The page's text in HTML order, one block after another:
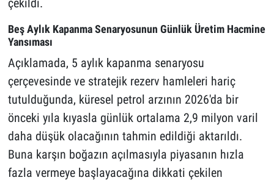
çekildi.
Beş Aylık Kapanma Senaryosunun Günlük Üretim Hacmine
Yansıması
Açıklamada, 5 aylık kapanma senaryosu
çerçevesinde ve stratejik rezerv hamleleri hariç
tutulduğunda, küresel petrol arzının 2026'da bir
önceki yıla kıyasla günlük ortalama 2,9 milyon varil
daha düşük olacağının tahmin edildiği aktarıldı.
Buna karşın boğazın açılmasıyla piyasanın hızla
fazla vermeye başlayacağına dikkati çekilen